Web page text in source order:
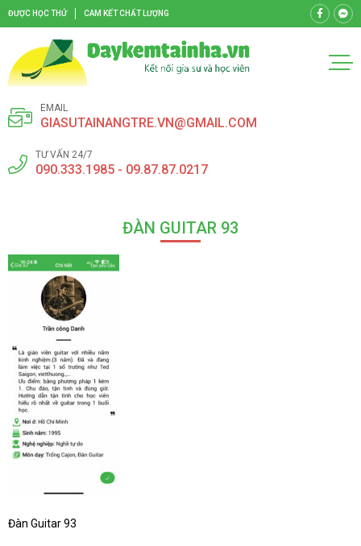
ĐƯỢC HỌC THỬ CAM KẾT CHẤT LƯỢNG
EMAIL
GIASUTAINANGTRE.VN@GMAIL.COM
TƯ VẤN 24/7
090.333.1985 - 09.87.87.0217
ĐÀN GUITAR 93
Đàn Guitar 93